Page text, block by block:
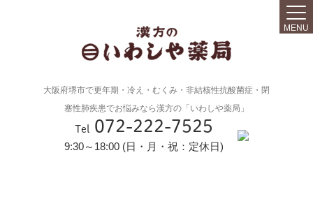
大阪府堺市で更年期・冷え・むくみ・非結核性抗酸菌症・閉
塞性肺疾患でお悩みなら漢方の「いわしや薬局」
Tel 072-222-7525
9:30～18:00 (日・月・祝：定休日)
MENU